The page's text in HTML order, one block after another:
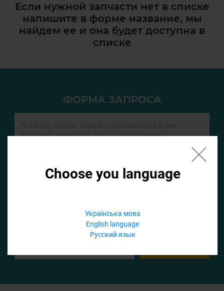
Choose you language
Українська мова
English language
Русский язык
Если нужной запчасти нет в списке
напишите в форме название, мы
найдем ее и она будет доступна в
списке
ФОРМА ЗАПРОСА